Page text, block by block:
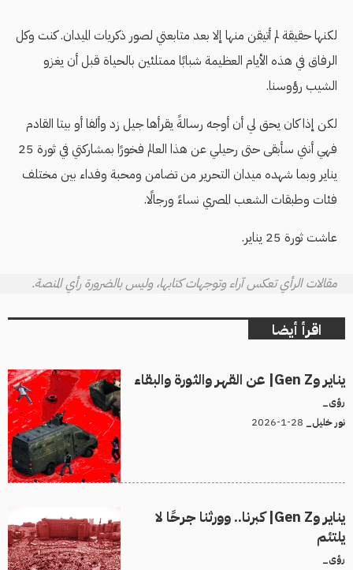
لكنها حقيقة لم أتيقن منها إلا بعد متابعتي لصور ذكريات الميدان. كنت وكل
الرفاق في هذه الأيام العظيمة شبابًا ممتلئين بالحياة قبل أن يغزو
الشيب رؤوسنا.
لكن إذا كان يحق لي أن أوجه رسالةً يقرأها جيل زد وألفا أو بيتا القادم
فهي أنني سأبقى حتى رحيلي عن هذا العالم فخورًا بمشاركتي في ثورة 25
يناير وبما شهده ميدان التحرير من تضامن ومحبة وفداء بين مختلف
فئات وطبقات الشعب المصري نساءً ورجالًا.
عاشت ثورة 25 يناير.
مقالات الرأي تعكس آراء وتوجهات كتابها، وليس بالضرورة رأي المنصة.
اقرأ أيضا
يناير وGen Z| عن القهر والثورة والبقاء
رؤى_
نور خليل_
يناير وGen Z| كبرنا.. وورثنا جرحًا لا
يلتئم
رؤى_